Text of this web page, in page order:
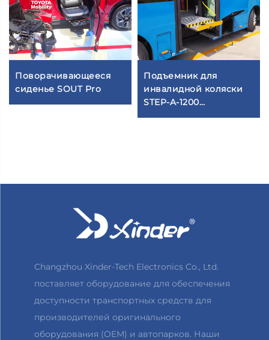
Поворачивающееся
сиденье SOUT Pro
Подъемник для
инвалидной коляски
STEP-A-1200
(полностью
Changzhou Xinder-Tech Electronics Co., Ltd.
поставляет оборудование для обеспечения
доступности транспортных средств для
производителей оригинального
оборудования (OEM) и автопарков. Наши